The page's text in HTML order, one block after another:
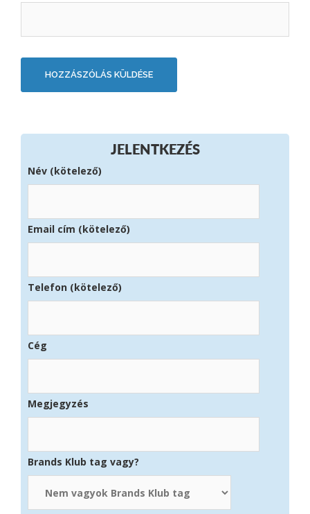
JELENTKEZÉS
Név (kötelező)
Email cím (kötelező)
Telefon (kötelező)
Cég
Megjegyzés
Brands Klub tag vagy?